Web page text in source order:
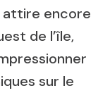
attire encore
de l’île,
sur le